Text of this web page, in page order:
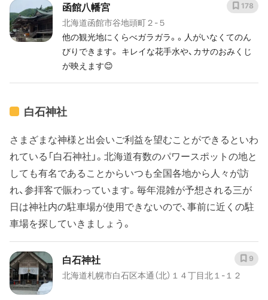
函館八幡宮
北海道函館市谷地頭町２-５
他の観光地にくらべガラガラ。。人がいなくてのん
びりできます。 キレイな花手水や、カサのおみくじ
が映えます😊
178
白石神社
さまざまな神様と出会いご利益を望むことができるといわ
れている「白石神社」。北海道有数のパワースポットの地と
しても有名であることからいつも全国各地から人々が訪
れ、参拝客で賑わっています。毎年混雑が予想される三が
日は神社内の駐車場が使用できないので、事前に近くの駐
車場を探していきましょう。
白石神社
北海道札幌市白石区本通（北）１４丁目北１-１２
9